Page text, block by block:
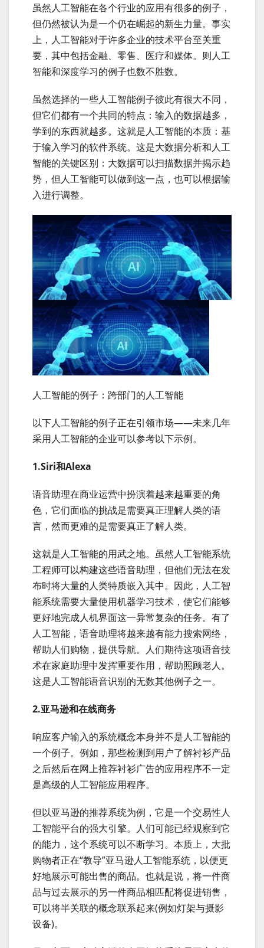
虽然人工智能在各个行业的应用有很多的例子，
但仍然被认为是一个仍在崛起的新生力量。事实
上，人工智能对于许多企业的技术平台至关重
要，其中包括金融、零售、医疗和媒体。则人工
智能和深度学习的例子也数不胜数。
虽然选择的一些人工智能例子彼此有很大不同，
但它们都有一个共同的特点：输入的数据越多，
学到的东西就越多。这就是人工智能的本质：基
于输入学习的软件系统。这是大数据分析和人工
智能的关键区别：大数据可以扫描数据并揭示趋
势，但人工智能可以做到这一点，也可以根据输
入进行调整。
人工智能的例子：跨部门的人工智能
以下人工智能的例子正在引领市场——未来几年
采用人工智能的企业可以参考以下示例。
1.Siri和Alexa
语音助理在商业运营中扮演着越来越重要的角
色，它们面临的挑战是需要真正理解人类的语
言，然而更难的是需要真正了解人类。
这就是人工智能的用武之地。虽然人工智能系统
工程师可以构建这些语音助理，但他们无法在发
布时将大量的人类特质嵌入其中。因此，人工智
能系统需要大量使用机器学习技术，使它们能够
更好地完成人机界面这一异常复杂的任务。有了
人工智能，语音助理将越来越有能力搜索网络，
帮助人们购物，提供导航。人们期待这项语音技
术在家庭助理中发挥重要作用，帮助照顾老人。
这是人工智能语音识别的无数其他例子之一。
2.亚马逊和在线商务
响应客户输入的系统概念本身并不是人工智能的
一个例子。例如，那些检测到用户了解衬衫产品
之后然后在网上推荐衬衫广告的应用程序不一定
是高级的人工智能应用程序。
但以亚马逊的推荐系统为例，它是一个交易性人
工智能平台的强大引擎。人们可能已经观察到它
的能力，这个系统可以不断学习。本质上，大批
购物者正在“教导”亚马逊人工智能系统，以便更
好地展示可能出售的商品。也就是说，将一件商
品与过去展示的另一件商品相匹配将促进销售，
可以将半关联的概念联系起来(例如灯架与摄影
设备)。